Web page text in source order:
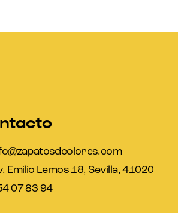
Emilio Lemos 18, Sevilla, 41020
07 83 94